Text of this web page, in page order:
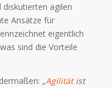
diskutierten agilen
Ansätze für
eigentlich
sind die Vorteile
„Agilitätist